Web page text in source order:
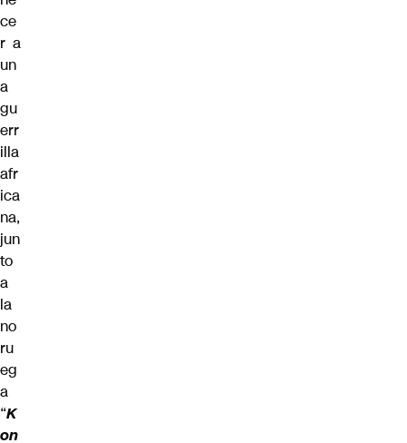
ce
r a
un
a
gu
err
illa
afr
ica
na,
jun
to
a
la
no
ru
eg
a
“K
on